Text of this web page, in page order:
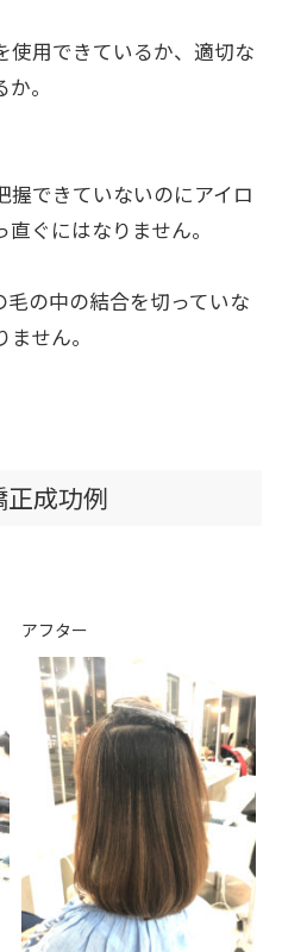
使用できているか、適切な
。
握できていないのにアイロ
ぐにはなりません。
の中の結合を切っていな
せん。
成功例
アフター